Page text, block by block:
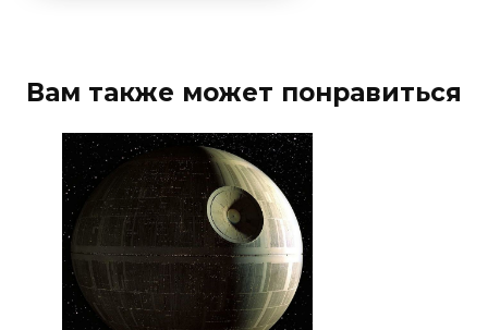
Вам также может понравиться